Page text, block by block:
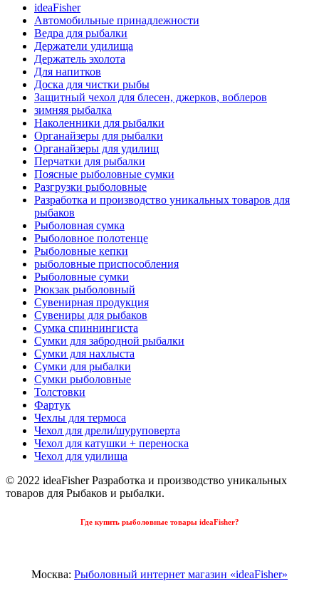
ideaFisher
Автомобильные принадлежности
Ведра для рыбалки
Держатели удилища
Держатель эхолота
Для напитков
Доска для чистки рыбы
Защитный чехол для блесен, джерков, воблеров
зимняя рыбалка
Наколенники для рыбалки
Органайзеры для рыбалки
Органайзеры для удилищ
Перчатки для рыбалки
Поясные рыболовные сумки
Разгрузки рыболовные
Разработка и производство уникальных товаров для
рыбаков
Рыболовная сумка
Рыболовное полотенце
Рыболовные кепки
рыболовные приспособления
Рыболовные сумки
Рюкзак рыболовный
Сувенирная продукция
Сувениры для рыбаков
Сумка спиннингиста
Сумки для забродной рыбалки
Сумки для нахлыста
Сумки для рыбалки
Сумки рыболовные
Толстовки
Фартук
Чехлы для термоса
Чехол для дрели/шуруповерта
Чехол для катушки + переноска
Чехол для удилища
© 2022 ideaFisher Разработка и производство уникальных
товаров для Рыбаков и рыбалки.
Где купить рыболовные товары ideaFisher?
Москва: Рыболовный интернет магазин «ideaFisher»